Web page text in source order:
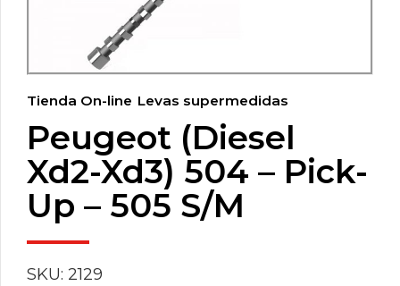
Tienda On-line Levas supermedidas
Peugeot (Diesel
Xd2-Xd3) 504 – Pick-
Up – 505 S/M
SKU: 2129